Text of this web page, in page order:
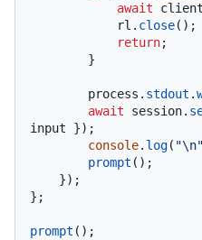
await
            rl.
close();
return;
        process.
stdout .
await session.
input });
console. log( "\n"
prompt ();
};
prompt